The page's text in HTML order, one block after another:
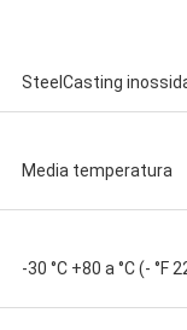
SteelCasting
Media temperatura
-30 °C +80 a °C (- °F